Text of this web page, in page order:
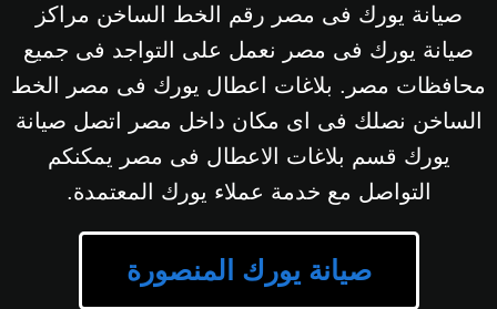
صيانة يورك فى مصر رقم الخط الساخن مراكز
صيانة يورك فى مصر نعمل على التواجد فى جميع
محافظات مصر. بلاغات اعطال يورك فى مصر الخط
الساخن نصلك فى اى مكان داخل مصر اتصل صيانة
يورك قسم بلاغات الاعطال فى مصر يمكنكم
التواصل مع خدمة عملاء يورك المعتمدة.
صيانة يورك المنصورة